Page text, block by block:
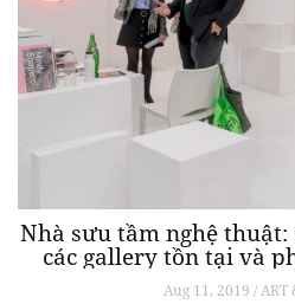
Nhà sưu tầm nghệ
các gallery tồn tại và
Aug 11, 2019 / ART